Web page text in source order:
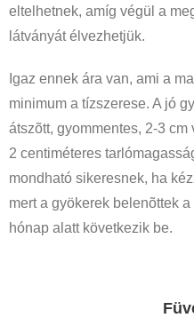
eltelhetnek, amíg végül a
látványát élvezhetjük.
Igaz ennek ára van, ami a
minimum a tízszerese. A jó
átszõtt, gyommentes, 2-3
2 centiméteres
mondható sikeresnek, ha
mert a gyökerek belenõttek
hónap alatt következik be.